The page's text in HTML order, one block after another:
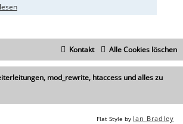
Alle Cookies löschen
Kontakt
mod_rewrite, htaccess und alles zu
Flat Style by Ian Bradley